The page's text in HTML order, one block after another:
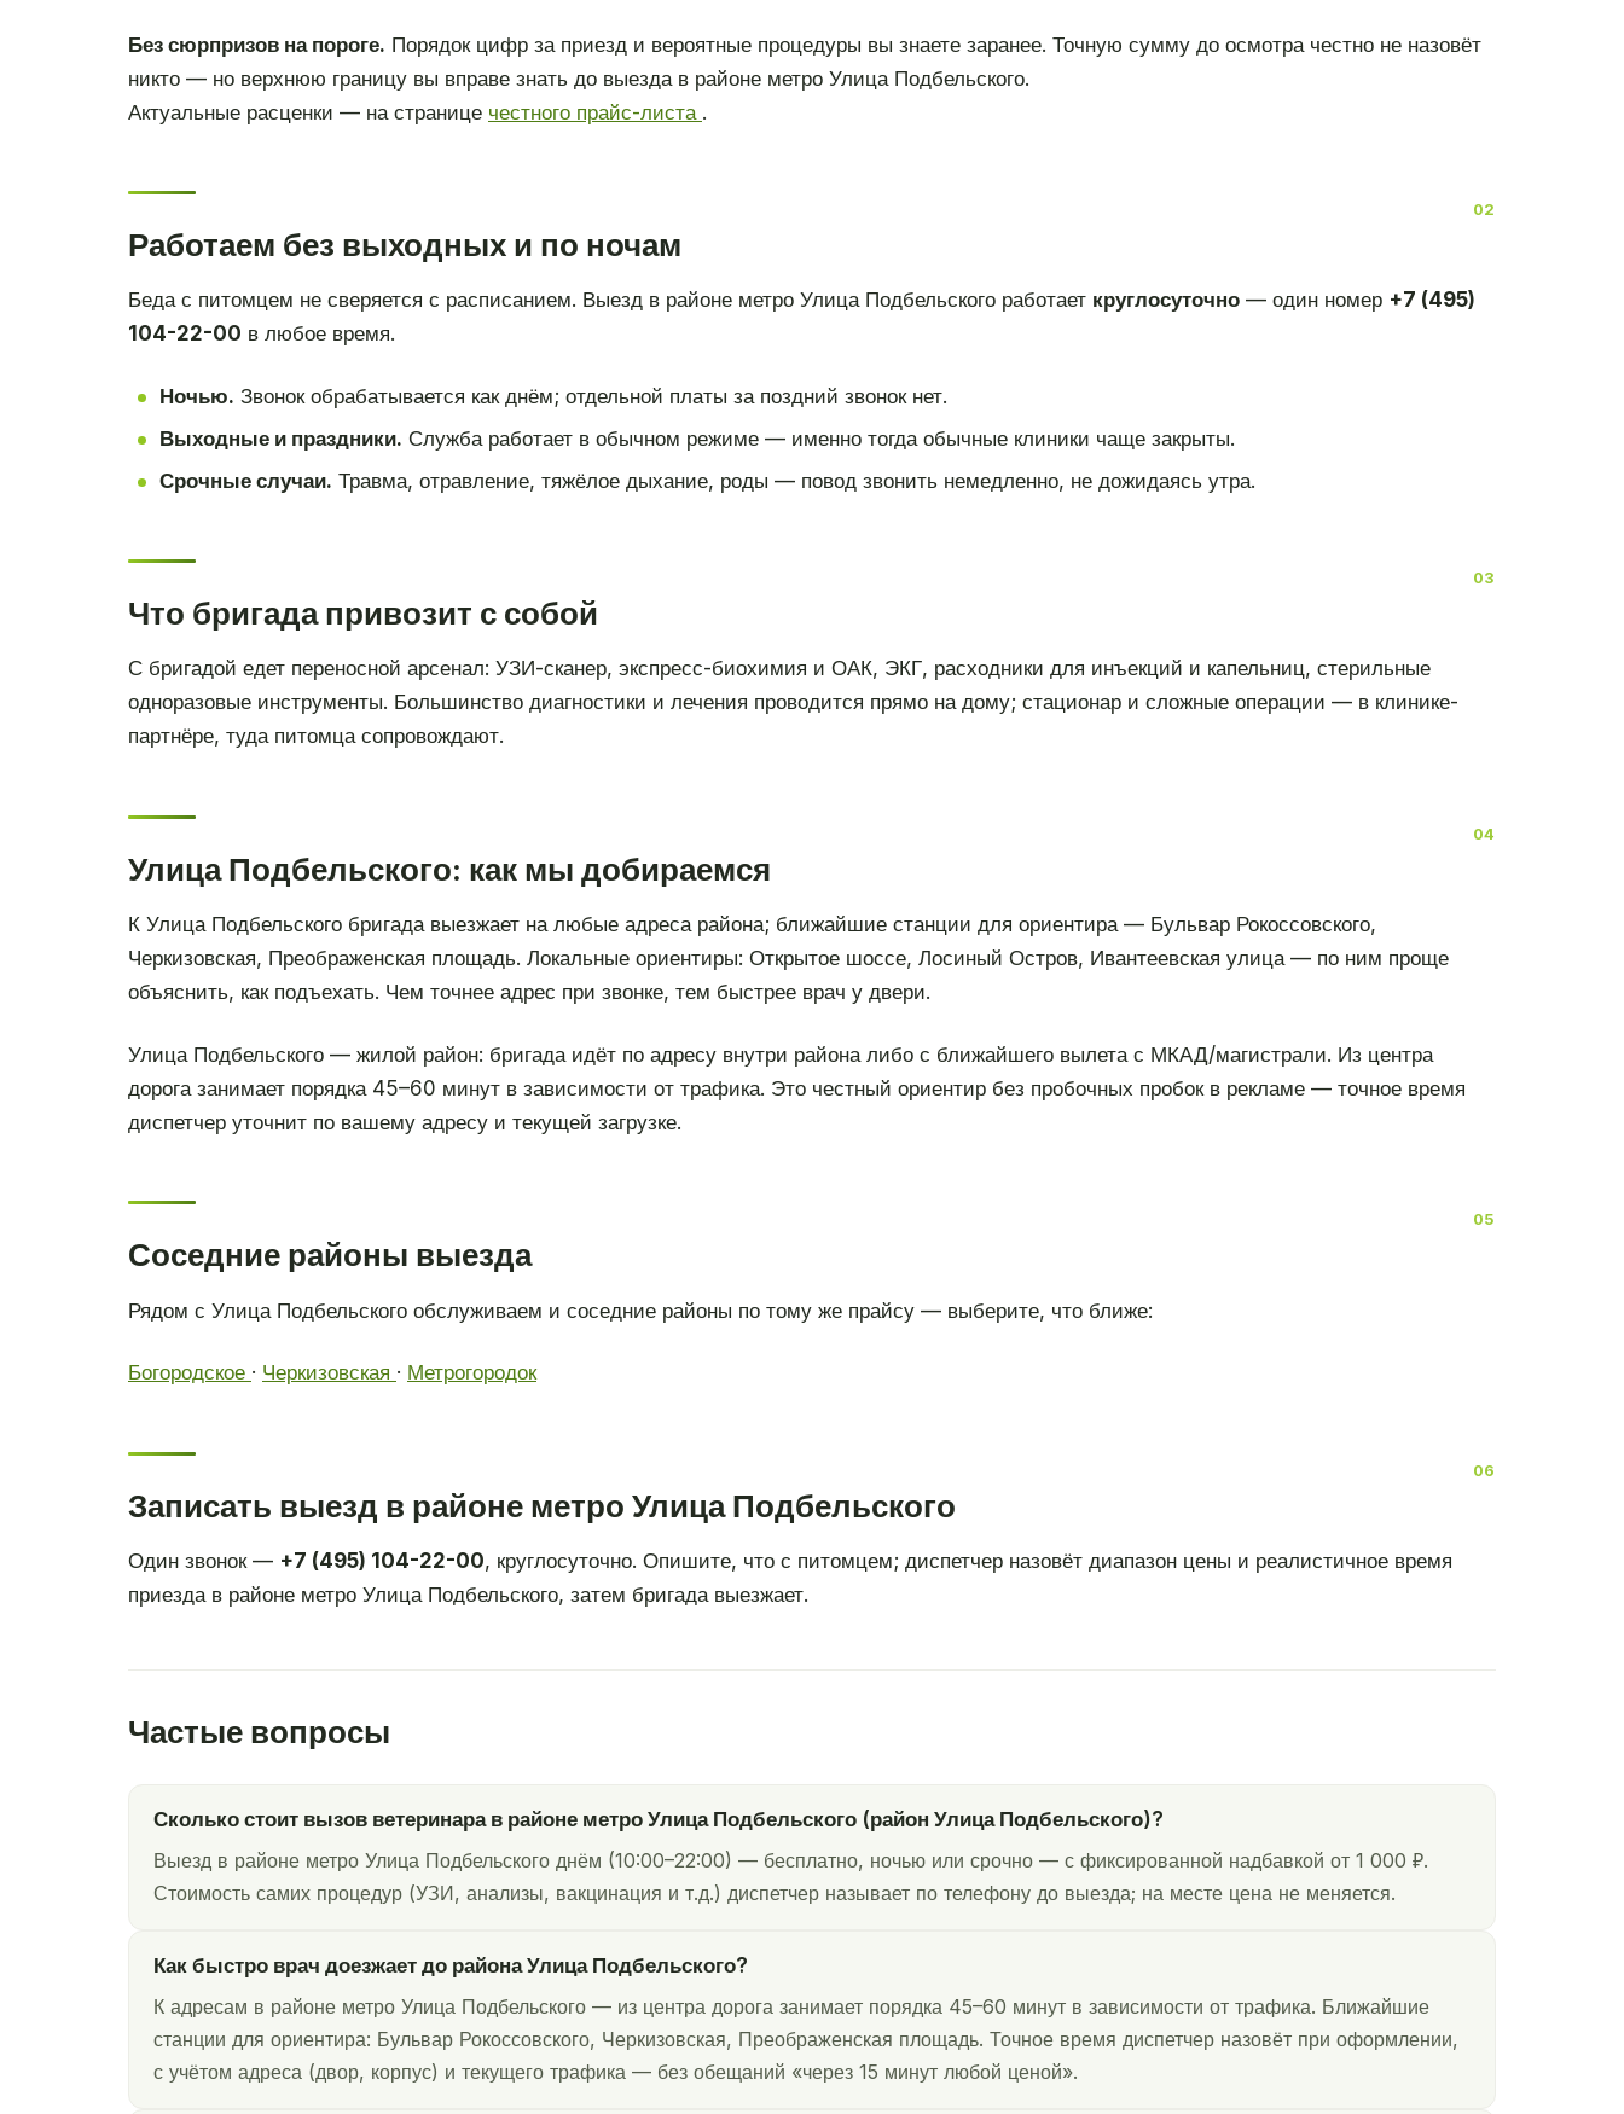
Без сюрпризов на пороге. Порядок цифр за приезд и вероятные процедуры вы знаете заранее. Точную сумму до осмотра честно не назовёт
никто — но верхнюю границу вы вправе знать до выезда в районе метро Улица Подбельского.
Актуальные расценки — на странице честного прайс-листа .
Работаем без выходных и по ночам
Беда с питомцем не сверяется с расписанием. Выезд в районе метро Улица Подбельского работает круглосуточно — один номер +7 (495)
104-22-00 в любое время.
Ночью. Звонок обрабатывается как днём; отдельной платы за поздний звонок нет.
Выходные и праздники. Служба работает в обычном режиме — именно тогда обычные клиники чаще закрыты.
Срочные случаи. Травма, отравление, тяжёлое дыхание, роды — повод звонить немедленно, не дожидаясь утра.
Что бригада привозит с собой
С бригадой едет переносной арсенал: УЗИ-сканер, экспресс-биохимия и ОАК, ЭКГ, расходники для инъекций и капельниц, стерильные
одноразовые инструменты. Большинство диагностики и лечения проводится прямо на дому; стационар и сложные операции — в клинике-
партнёре, туда питомца сопровождают.
Улица Подбельского: как мы добираемся
К Улица Подбельского бригада выезжает на любые адреса района; ближайшие станции для ориентира — Бульвар Рокоссовского,
Черкизовская, Преображенская площадь. Локальные ориентиры: Открытое шоссе, Лосиный Остров, Ивантеевская улица — по ним проще
объяснить, как подъехать. Чем точнее адрес при звонке, тем быстрее врач у двери.
Улица Подбельского — жилой район: бригада идёт по адресу внутри района либо с ближайшего вылета с МКАД/магистрали. Из центра
дорога занимает порядка 45–60 минут в зависимости от трафика. Это честный ориентир без пробочных пробок в рекламе — точное время
диспетчер уточнит по вашему адресу и текущей загрузке.
Соседние районы выезда
Рядом с Улица Подбельского обслуживаем и соседние районы по тому же прайсу — выберите, что ближе:
Богородское · Черкизовская · Метрогородок
Записать выезд в районе метро Улица Подбельского
Один звонок — +7 (495) 104-22-00, круглосуточно. Опишите, что с питомцем; диспетчер назовёт диапазон цены и реалистичное время
приезда в районе метро Улица Подбельского, затем бригада выезжает.
Частые вопросы
Сколько стоит вызов ветеринара в районе метро Улица Подбельского (район Улица Подбельского)?
Выезд в районе метро Улица Подбельского днём (10:00–22:00) — бесплатно, ночью или срочно — с фиксированной надбавкой от 1 000 ₽.
Стоимость самих процедур (УЗИ, анализы, вакцинация и т.д.) диспетчер называет по телефону до выезда; на месте цена не меняется.
Как быстро врач доезжает до района Улица Подбельского?
К адресам в районе метро Улица Подбельского — из центра дорога занимает порядка 45–60 минут в зависимости от трафика. Ближайшие
станции для ориентира: Бульвар Рокоссовского, Черкизовская, Преображенская площадь. Точное время диспетчер назовёт при оформлении,
с учётом адреса (двор, корпус) и текущего трафика — без обещаний «через 15 минут любой ценой».